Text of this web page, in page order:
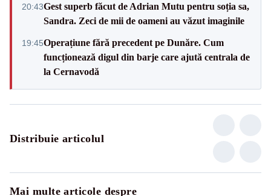
20:43Gest superb făcut de Adrian Mutu pentru soția sa,
Sandra. Zeci de mii de oameni au văzut imaginile
19:45Operațiune fără precedent pe Dunăre. Cum
funcționează digul din barje care ajută centrala de
la Cernavodă
Distribuie articolul
Mai multe articole despre